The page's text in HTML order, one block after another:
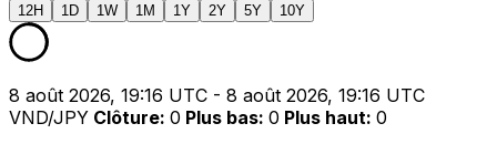
12H 1D 1W 1M 1Y 2Y 5Y 10Y
8 août 2026, 19:16 UTC - 8 août 2026, 19:16 UTC
VND/JPY Clôture: 0 Plus bas: 0 Plus haut: 0